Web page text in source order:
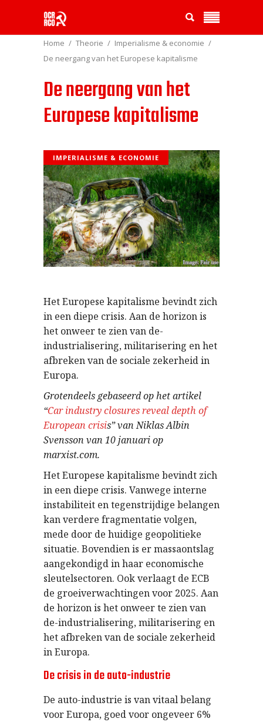
Home Theorie
Imperialisme & economie
De neergang van het Europese kapitalisme
De neergang van het
Europese kapitalisme
IMPERIALISME & ECONOMIE
Het Europese kapitalisme bevindt zich
in een diepe crisis. Aan de horizon is
het onweer te zien van de-
industrialisering, militarisering en het
afbreken van de sociale zekerheid in
Europa.
Grotendeels gebaseerd op het artikel
“Car industry closures reveal depth of
European crisis” van Niklas Albin
Svensson van 10 januari op
marxist.com.
Het Europese kapitalisme bevindt zich
in een diepe crisis. Vanwege interne
instabiliteit en tegenstrijdige belangen
kan verdere fragmentatie volgen,
mede door de huidige geopolitieke
situatie. Bovendien is er massaontslag
aangekondigd in haar economische
sleutelsectoren. Ook verlaagt de ECB
de groeiverwachtingen voor 2025. Aan
de horizon is het onweer te zien van
de-industrialisering, militarisering en
het afbreken van de sociale zekerheid
in Europa.
De crisis in de auto-industrie
De auto-industrie is van vitaal belang
voor Europa, goed voor ongeveer 6%